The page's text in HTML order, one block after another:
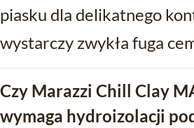
piasku dla delikatnego
wystarczy zwykła fuga
Czy Marazzi Chill Clay
wymaga hydroizolacji